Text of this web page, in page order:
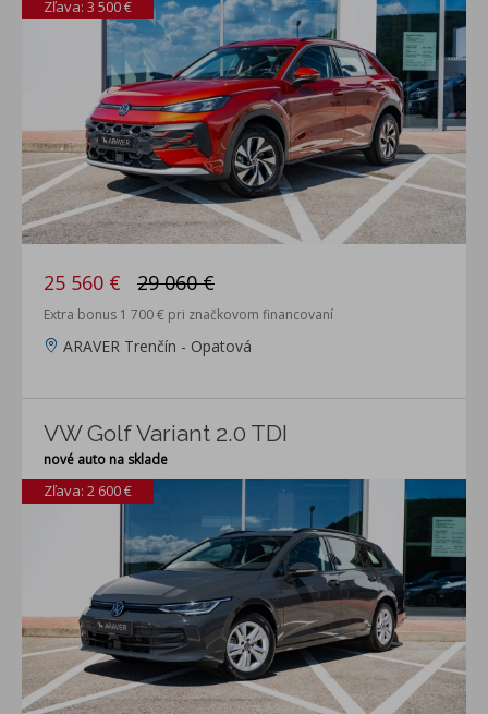
Zľava: 3 500 €
25 560 € 29 060 €
Extra bonus 1 700 € pri značkovom financovaní
ARAVER Trenčín - Opatová
VW Golf Variant 2.0 TDI
nové auto na sklade
Zľava: 2 600 €